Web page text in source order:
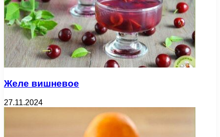
Желе вишневое
27.11.2024